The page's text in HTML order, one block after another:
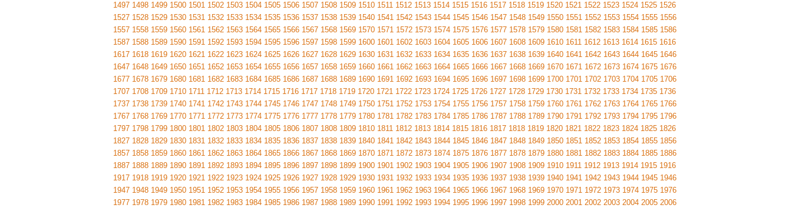
1497 1498 1499 1500 1501 1502 1503 1504 1505 1506 1507 1508 1509 1510 1511 1512 1513 1514 1515 1516 1517 1518 1519 1520 1521 1522 1523 1524 1525 1526
1527 1528 1529 1530 1531 1532 1533 1534 1535 1536 1537 1538 1539 1540 1541 1542 1543 1544 1545 1546 1547 1548 1549 1550 1551 1552 1553 1554 1555 1556
1557 1558 1559 1560 1561 1562 1563 1564 1565 1566 1567 1568 1569 1570 1571 1572 1573 1574 1575 1576 1577 1578 1579 1580 1581 1582 1583 1584 1585 1586
1587 1588 1589 1590 1591 1592 1593 1594 1595 1596 1597 1598 1599 1600 1601 1602 1603 1604 1605 1606 1607 1608 1609 1610 1611 1612 1613 1614 1615 1616
1617 1618 1619 1620 1621 1622 1623 1624 1625 1626 1627 1628 1629 1630 1631 1632 1633 1634 1635 1636 1637 1638 1639 1640 1641 1642 1643 1644 1645 1646
1647 1648 1649 1650 1651 1652 1653 1654 1655 1656 1657 1658 1659 1660 1661 1662 1663 1664 1665 1666 1667 1668 1669 1670 1671 1672 1673 1674 1675 1676
1677 1678 1679 1680 1681 1682 1683 1684 1685 1686 1687 1688 1689 1690 1691 1692 1693 1694 1695 1696 1697 1698 1699 1700 1701 1702 1703 1704 1705 1706
1707 1708 1709 1710 1711 1712 1713 1714 1715 1716 1717 1718 1719 1720 1721 1722 1723 1724 1725 1726 1727 1728 1729 1730 1731 1732 1733 1734 1735 1736
1737 1738 1739 1740 1741 1742 1743 1744 1745 1746 1747 1748 1749 1750 1751 1752 1753 1754 1755 1756 1757 1758 1759 1760 1761 1762 1763 1764 1765 1766
1767 1768 1769 1770 1771 1772 1773 1774 1775 1776 1777 1778 1779 1780 1781 1782 1783 1784 1785 1786 1787 1788 1789 1790 1791 1792 1793 1794 1795 1796
1797 1798 1799 1800 1801 1802 1803 1804 1805 1806 1807 1808 1809 1810 1811 1812 1813 1814 1815 1816 1817 1818 1819 1820 1821 1822 1823 1824 1825 1826
1827 1828 1829 1830 1831 1832 1833 1834 1835 1836 1837 1838 1839 1840 1841 1842 1843 1844 1845 1846 1847 1848 1849 1850 1851 1852 1853 1854 1855 1856
1857 1858 1859 1860 1861 1862 1863 1864 1865 1866 1867 1868 1869 1870 1871 1872 1873 1874 1875 1876 1877 1878 1879 1880 1881 1882 1883 1884 1885 1886
1887 1888 1889 1890 1891 1892 1893 1894 1895 1896 1897 1898 1899 1900 1901 1902 1903 1904 1905 1906 1907 1908 1909 1910 1911 1912 1913 1914 1915 1916
1917 1918 1919 1920 1921 1922 1923 1924 1925 1926 1927 1928 1929 1930 1931 1932 1933 1934 1935 1936 1937 1938 1939 1940 1941 1942 1943 1944 1945 1946
1947 1948 1949 1950 1951 1952 1953 1954 1955 1956 1957 1958 1959 1960 1961 1962 1963 1964 1965 1966 1967 1968 1969 1970 1971 1972 1973 1974 1975 1976
1977 1978 1979 1980 1981 1982 1983 1984 1985 1986 1987 1988 1989 1990 1991 1992 1993 1994 1995 1996 1997 1998 1999 2000 2001 2002 2003 2004 2005 2006